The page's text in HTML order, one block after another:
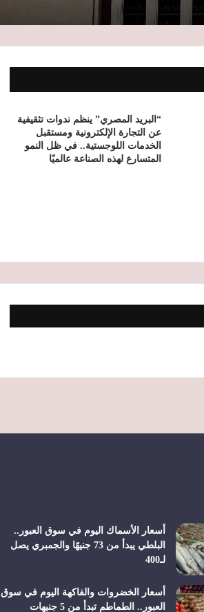
ارتفاع صافي الأصول الأجنبية للجهاز
البنك المركزي المصري يطلق البوابة
الإلكترونية للجنة الاستقرار المالي الإفريقية
“البريد المصري” ينظم ندوات تثقيفية
عن التجارة الإلكترونية ومستقبل
الخدمات اللوجستية.. في ظل النمو
المتسارع لهذه الصناعة عالميًا
أسعار الأسماك اليوم في سوق العبور..
البلطي يبدأ من 73 جنيهًا والجمبري يصل
لـ400
أسعار الخضروات والفاكهة اليوم في سوق
العبور.. الطماطم تبدأ من 5 جنيهات